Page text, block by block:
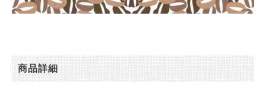
商品詳細